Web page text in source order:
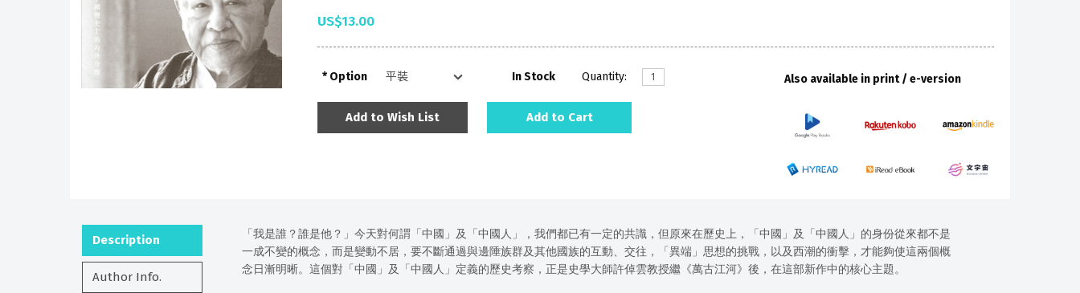
US$13.00
Option In Stock Quantity:
Add to Wish List Add to Cart
Also available in print / e-version
Description
Author Info.
「我是誰？誰是他？」今天對何謂「中國」及「中國人」，我們都已有一定的共識，但原來在歷史上，「中國」及「中國人」的身份從來都不是
一成不變的概念，而是變動不居，要不斷通過與邊陲族群及其他國族的互動、交往，「異端」思想的挑戰，以及西潮的衝擊，才能夠使這兩個概
念日漸明晰。這個對「中國」及「中國人」定義的歷史考察，正是史學大師許倬雲教授繼《萬古江河》後，在這部新作中的核心主題。